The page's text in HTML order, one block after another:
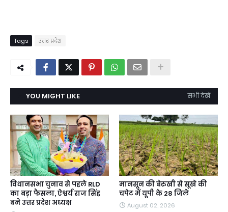
Tags उत्तर प्रदेश
YOU MIGHT LIKE सभी देखें
विधानसभा चुनाव से पहले RLD
का बड़ा फैसला, ऐश्वर्य राज सिंह
बने उत्तर प्रदेश अध्यक्ष
मानसून की बेरुखी से सूखे की
चपेट में यूपी के 28 जिले
August 02, 2026